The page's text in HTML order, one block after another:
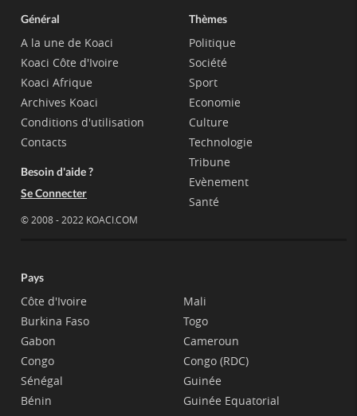
Général
A la une de Koaci
Koaci Côte d'Ivoire
Koaci Afrique
Archives Koaci
Conditions d'utilisation
Contacts
Besoin d'aide ?
Se Connecter
© 2008 - 2022 KOACI.COM
Thèmes
Politique
Société
Sport
Economie
Culture
Technologie
Tribune
Evènement
Santé
Pays
Côte d'Ivoire
Burkina Faso
Gabon
Congo
Sénégal
Bénin
Mali
Togo
Cameroun
Congo (RDC)
Guinée
Guinée Equatorial